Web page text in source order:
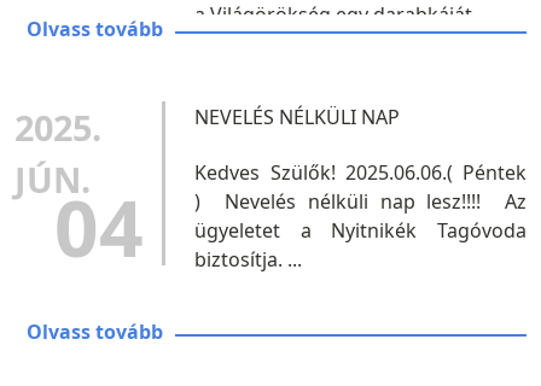
a Világörökség egy darabkáját. ...
Olvass tovább
2025.
JÚN.04
NEVELÉS NÉLKÜLI NAP
Kedves Szülők! 2025.06.06.( Péntek
) Nevelés nélküli nap lesz!!!! Az
ügyeletet a Nyitnikék Tagóvoda
biztosítja. ...
Olvass tovább